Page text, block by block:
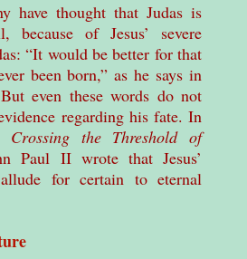
have thought that Judas is
because of Jesus’ severe
“It would be better for that
been born,” as he says in
even these words do not
regarding his fate. In
Crossing the Threshold of
Paul II wrote that Jesus’
for certain to eternal